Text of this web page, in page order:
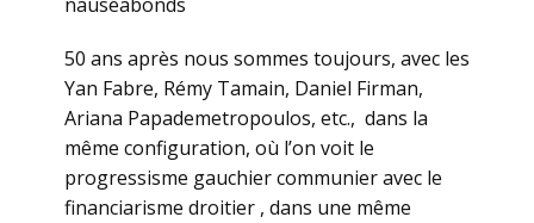
50 ans après nous sommes toujours, avec les
Yan Fabre, Rémy Tamain, Daniel Firman,
Ariana Papademetropoulos, etc., dans la
même configuration, où l’on voit le
progressisme gauchier communier avec le
financiarisme droitier , dans une même